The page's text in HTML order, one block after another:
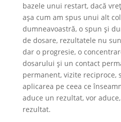
bazele unui restart, dacă
așa cum am spus unui alt
dumneavoastră, o spun și
de dosare, rezultatele nu
dar o progresie, o
dosarului și un contact
permanent, vizite reciproce,
aplicarea pe ceea ce
aduce un rezultat, vor
rezultat.